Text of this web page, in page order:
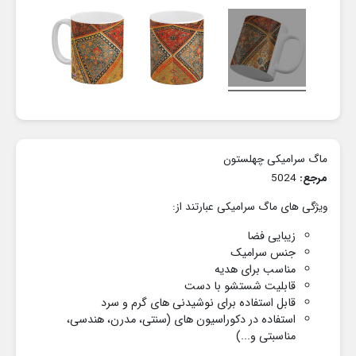
ماگ سرامیکی چهلستون
مرجع:
ویژگی های ماگ سرامیکی عبارتند از:
زیبایی فضا
جنس سرامیک
مناسب برای هدیه
قابلیت شستشو با دست
قابل استفاده برای نوشیدنی های گرم و سرد
استفاده در دکوراسیون های (سنتی، مدرن، هندسی،
مناسبتی و...)